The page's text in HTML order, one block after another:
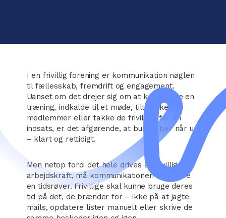
I en frivillig forening er kommunikation nøglen
til fællesskab, fremdrift og engagement.
Uanset om det drejer sig om at koordinere en
træning, indkalde til et møde, tiltrække nye
medlemmer eller takke de frivillige for en
indsats, er det afgørende, at budskaber når ud
– klart og rettidigt.
Men netop fordi det hele drives af frivillig
arbejdskraft, må kommunikationen ikke blive
en tidsrøver. Frivillige skal kunne bruge deres
tid på det, de brænder for – ikke på at jagte
mails, opdatere lister manuelt eller skrive de